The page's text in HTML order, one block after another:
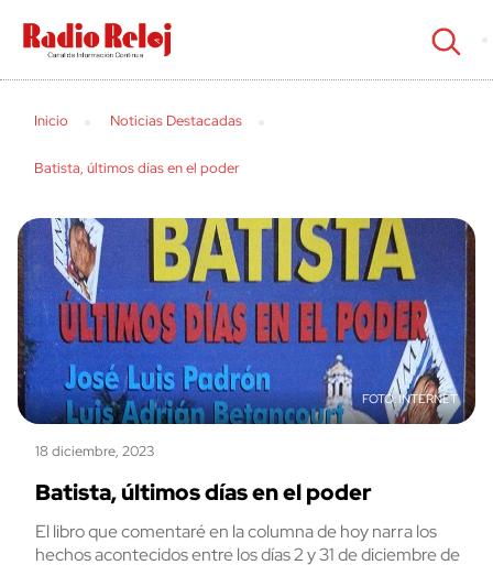
cerrar
Inicio Noticias Destacadas
Batista, últimos días en el poder
INTERNET
18 diciembre, 2023
Batista, últimos días en el poder
El libro que comentaré en la columna de hoy narra los
hechos acontecidos entre los días 2 y 31 de diciembre de